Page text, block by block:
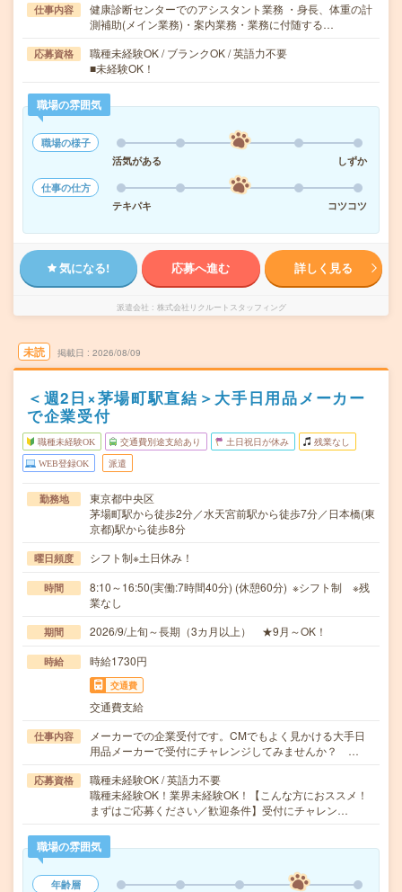
仕事内容
健康診断センターでのアシスタント業務 ・身長、体重の計
測補助(メイン業務)・案内業務・業務に付随する…
応募資格
職種未経験OK / ブランクOK / 英語力不要
■未経験OK！
職場の雰囲気
職場の様子
活気がある
しずか
仕事の仕方
テキパキ
コツコツ
気になる! 応募へ進む 詳しく見る
派遣会社 株式会社リクルートスタッフィング
未読 掲載日 2026/08/09
＜週2日×茅場町駅直結＞大手日用品メーカー
で企業受付
職種未経験OK 交通費別途支給あり 土日祝日が休み 残業なし
WEB登録OK 派遣
勤務地
東京都中央区
茅場町駅から徒歩2分／水天宮前駅から徒歩7分／日本橋(東
京都)駅から徒歩8分
曜日頻度 シフト制※土日休み！
時間
8:10～16:50(実働:7時間40分) (休憩60分) ※シフト制 ※残
業なし
期間 2026/9/上旬～長期（3カ月以上） ★9月～OK！
時給 時給1730円
交通費
交通費支給
仕事内容
メーカーでの企業受付です。CMでもよく見かける大手日
用品メーカーで受付にチャレンジしてみませんか？ …
応募資格
職種未経験OK / 英語力不要
職種未経験OK！業界未経験OK！【こんな方におススメ！
まずはご応募ください／歓迎条件】受付にチャレン…
職場の雰囲気
年齢層